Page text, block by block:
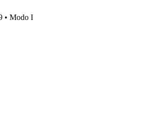
• Modo I